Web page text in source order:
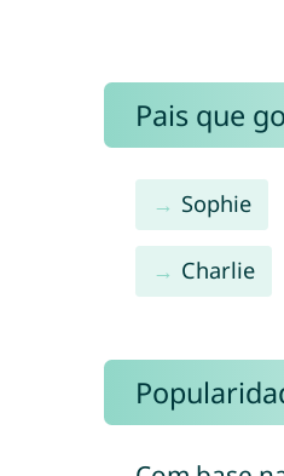
Pais que
Sophie
Charlie